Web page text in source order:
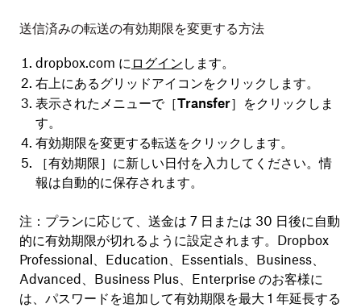
送信済みの転送の有効期限を変更する方法
dropbox.com に ログイン します。
右上にあるグリッドアイコンをクリックします。
表示されたメニューで［Transfer］をクリックしま
す。
有効期限を変更する転送をクリックします。
［有効期限］に新しい日付を入力してください。情
報は自動的に保存されます。
注： プランに応じて、送金は 7 日または 30 日後に自動
的に有効期限が切れるように設定されます。Dropbox
Professional、Education、Essentials、Business、
Advanced、Business Plus、Enterprise のお客様に
は、パスワードを追加して有効期限を最大 1 年延長する